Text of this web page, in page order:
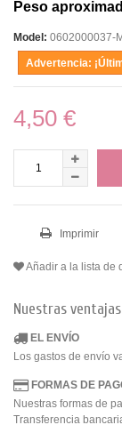
Peso
Model: 0602000037-
Advertencia:
4,50 €
Imprimir
Añadir a la lista de
Nuestras ventajas
EL ENVÍO
Los gastos de envío
FORMAS DE
Nuestras formas de
Transferencia